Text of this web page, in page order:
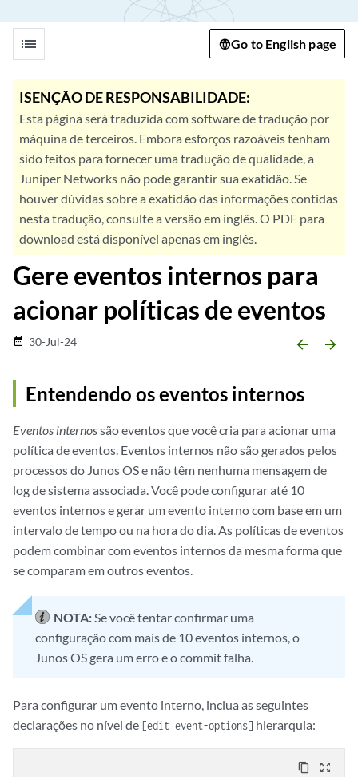
list Go to English page
ISENÇÃO DE RESPONSABILIDADE:
Esta página será traduzida com software de tradução por
máquina de terceiros. Embora esforços razoáveis tenham
sido feitos para fornecer uma tradução de qualidade, a
Juniper Networks não pode garantir sua exatidão. Se
houver dúvidas sobre a exatidão das informações contidas
nesta tradução, consulte a versão em inglês. O PDF para
download está disponível apenas em inglês.
Gere eventos internos para
acionar políticas de eventos
date_range 30-Jul-24 arrow_backward arrow_forward
Entendendo os eventos internos
Eventos internossão eventos que você cria para acionar uma
política de eventos. Eventos internos não são gerados pelos
processos do Junos OS e não têm nenhuma mensagem de
log de sistema associada. Você pode configurar até 10
eventos internos e gerar um evento interno com base em um
intervalo de tempo ou na hora do dia. As políticas de eventos
podem combinar com eventos internos da mesma forma que
se comparam em outros eventos.
NOTA:Se você tentar confirmar uma
configuração com mais de 10 eventos internos, o
Junos OS gera um erro e o commit falha.
Para configurar um evento interno, inclua as seguintes
declarações no nível de [edit event-options] hierarquia:
content_copy zoom_out_map